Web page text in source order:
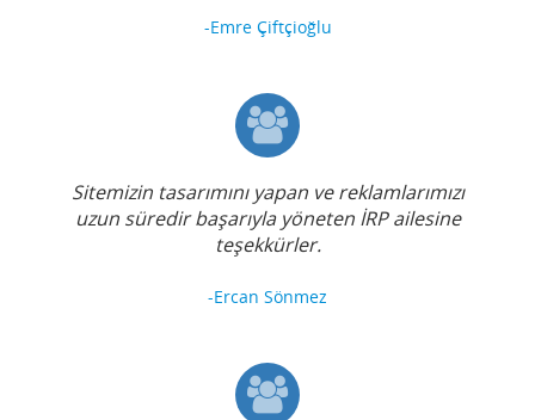
-Emre Çiftçioğlu
Sitemizin tasarımını yapan ve reklamlarımızı
uzun süredir başarıyla yöneten İRP ailesine
teşekkürler.
-Ercan Sönmez